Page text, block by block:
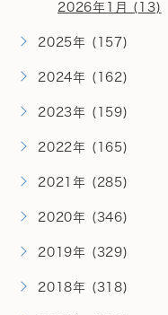
2026年1月 (13)
2025年 (157)
2024年 (162)
2023年 (159)
2022年 (165)
2021年 (285)
2020年 (346)
2019年 (329)
2018年 (318)